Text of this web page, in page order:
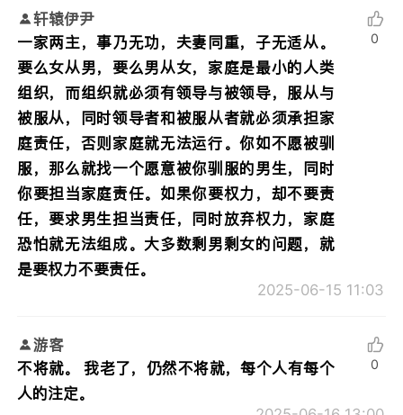
轩辕伊尹
一家两主，事乃无功，夫妻同重，子无适从。
要么女从男，要么男从女，家庭是最小的人类
组织，而组织就必须有领导与被领导，服从与
被服从，同时领导者和被服从者就必须承担家
庭责任，否则家庭就无法运行。你如不愿被驯
服，那么就找一个愿意被你驯服的男生，同时
你要担当家庭责任。如果你要权力，却不要责
任，要求男生担当责任，同时放弃权力，家庭
恐怕就无法组成。大多数剩男剩女的问题，就
是要权力不要责任。
2025-06-15 11:03
0
游客
不将就。 我老了，仍然不将就，每个人有每个
人的注定。
0